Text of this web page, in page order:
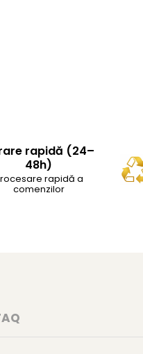
rapidă (24–
48h)
rapidă a
comenzilor